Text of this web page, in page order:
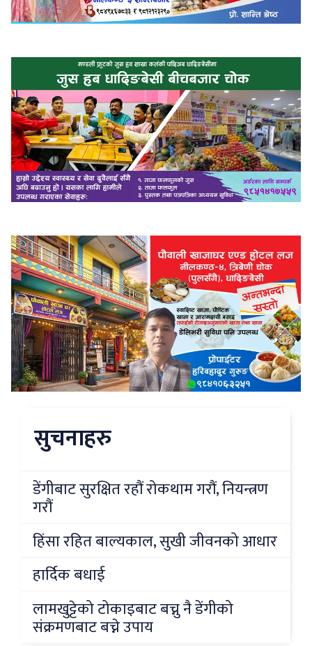
सुचनाहरु
डेंगीबाट सुरक्षित रहौं रोकथाम गरौं, नियन्त्रण
गरौं
हिंसा रहित बाल्यकाल, सुखी जीवनको आधार
हार्दिक बधाई
लामखुट्टेको टोकाइबाट बच्नु नै डेंगीको
संक्रमणबाट बच्ने उपाय